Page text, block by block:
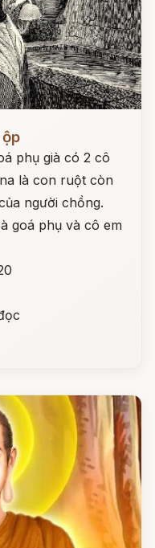
phụ già có 2 cô
là con ruột còn
người chồng.
goá phụ và cô em